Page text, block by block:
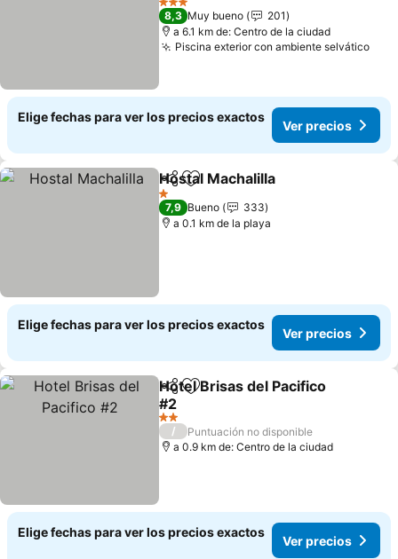
3 Estrellas
8,3 Muy bueno
201
a 6.1 km de: Centro de la ciudad
Piscina exterior con ambiente selvático
Elige fechas para ver los precios exactos
Ver precios
CompartirAgregar a favoritos
Hostal Machalilla
1 Estrellas
7,9 Bueno
333
a 0.1 km de la playa
Elige fechas para ver los precios exactos
Ver precios
CompartirAgregar a favoritos
Hotel Brisas del Pacifico
#2
2 Estrellas
/
Puntuación no disponible
a 0.9 km de: Centro de la ciudad
Elige fechas para ver los precios exactos
Ver precios